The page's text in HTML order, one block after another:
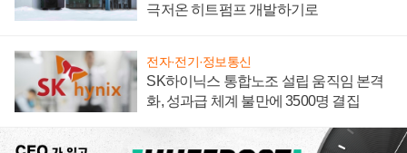
극저온 히트펌프 개발하기로
전자·전기·정보통신
SK하이닉스 통합노조 설립 움직임 본격
화, 성과급 체계 불만에 3500명 결집